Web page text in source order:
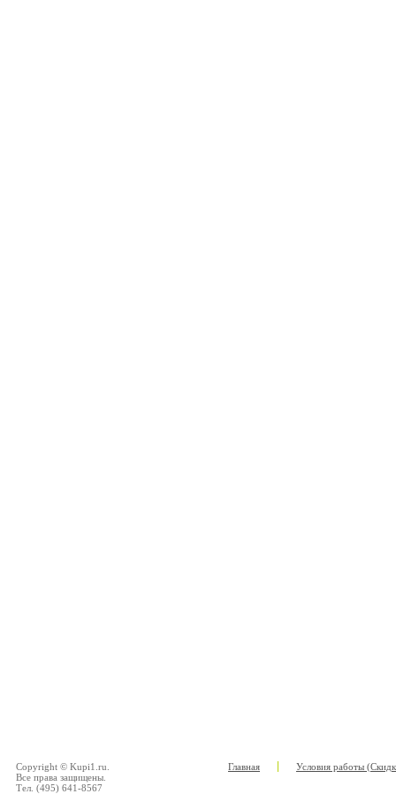
Copyright © Kupi1.ru.
Все права защищены.
Тел. (495) 641-8567
Главная Условия работы